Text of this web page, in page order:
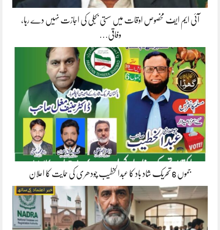
آئی ایم ایف مخصوص اوقات میں سستی بجلی کی اجازت نہیں دے رہا،
وفاقی…
جموں 6 تحریک شاد باد کا عبدالخطیب چودھری کی حمایت کا اعلان